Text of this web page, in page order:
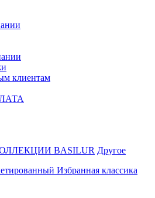
клиентам
BASILUR Другое